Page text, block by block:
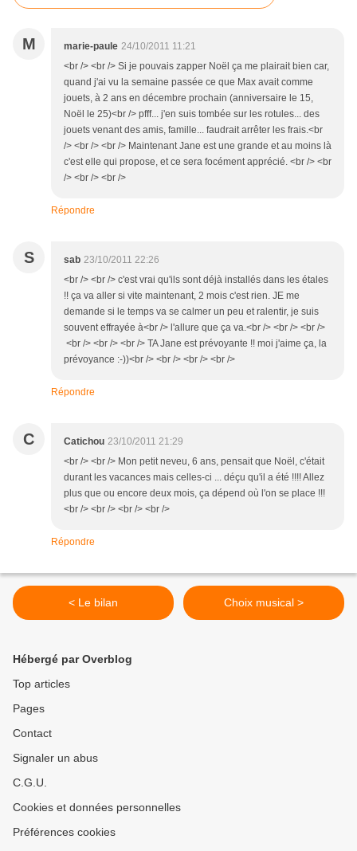
M marie-paule 24/10/2011 11:21
<br /> <br /> Si je pouvais zapper Noël ça me plairait bien car,
quand j'ai vu la semaine passée ce que Max avait comme
jouets, à 2 ans en décembre prochain (anniversaire le 15,
Noël le 25)<br /> pfff... j'en suis tombée sur les rotules... des
jouets venant des amis, famille... faudrait arrêter les frais.<br
/> <br /> <br /> Maintenant Jane est une grande et au moins là
c'est elle qui propose, et ce sera focément apprécié. <br /> <br
/> <br /> <br />
Répondre
S sab 23/10/2011 22:26
<br /> <br /> c'est vrai qu'ils sont déjà installés dans les étales
!! ça va aller si vite maintenant, 2 mois c'est rien. JE me
demande si le temps va se calmer un peu et ralentir, je suis
souvent effrayée à<br /> l'allure que ça va.<br /> <br /> <br />
<br /> <br /> <br /> TA Jane est prévoyante !! moi j'aime ça, la
prévoyance :-))<br /> <br /> <br /> <br />
Répondre
C Catichou 23/10/2011 21:29
<br /> <br /> Mon petit neveu, 6 ans, pensait que Noël, c'était
durant les vacances mais celles-ci ... déçu qu'il a été !!!! Allez
plus que ou encore deux mois, ça dépend où l'on se place !!!
<br /> <br /> <br /> <br />
Répondre
< Le bilan Choix musical >
Hébergé par Overblog
Top articles
Pages
Contact
Signaler un abus
C.G.U.
Cookies et données personnelles
Préférences cookies